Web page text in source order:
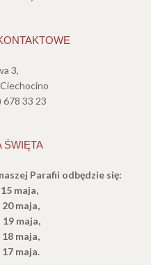
3,
678 33 23
ŚWIĘTA
Parafii odbędzie się:
maja,
maja,
maja,
maja,
maja.